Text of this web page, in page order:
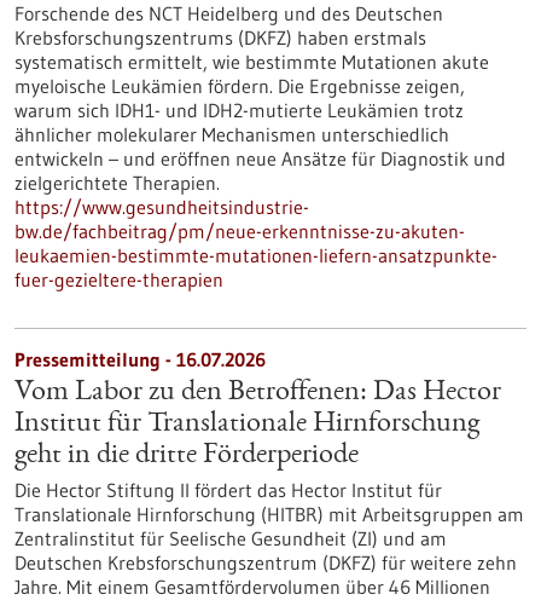
Forschende des NCT Heidelberg und des Deutschen
Krebsforschungszentrums (DKFZ) haben erstmals
systematisch ermittelt, wie bestimmte Mutationen akute
myeloische Leukämien fördern. Die Ergebnisse zeigen,
warum sich IDH1- und IDH2-mutierte Leukämien trotz
ähnlicher molekularer Mechanismen unterschiedlich
entwickeln – und eröffnen neue Ansätze für Diagnostik und
zielgerichtete Therapien.
https://www.gesundheitsindustrie-
bw.de/fachbeitrag/pm/neue-erkenntnisse-zu-akuten-
leukaemien-bestimmte-mutationen-liefern-ansatzpunkte-
fuer-gezieltere-therapien
Pressemitteilung - 16.07.2026
Vom Labor zu den Betroffenen: Das Hector
Institut für Translationale Hirnforschung
geht in die dritte Förderperiode
Die Hector Stiftung II fördert das Hector Institut für
Translationale Hirnforschung (HITBR) mit Arbeitsgruppen am
Zentralinstitut für Seelische Gesundheit (ZI) und am
Deutschen Krebsforschungszentrum (DKFZ) für weitere zehn
Jahre. Mit einem Gesamtfördervolumen über 46 Millionen